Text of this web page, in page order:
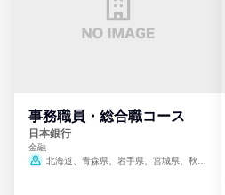
事務職員・総合職コース
日本銀行
金融
北海道、青森県、岩手県、宮城県、秋田